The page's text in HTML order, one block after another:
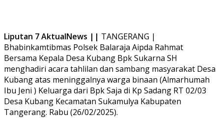
Liputan 7 AktualNews || TANGERANG |
Bhabinkamtibmas Polsek Balaraja Aipda Rahmat
Bersama Kepala Desa Kubang Bpk Sukarna SH
menghadiri acara tahlilan dan sambang masyarakat Desa
Kubang atas meninggalnya warga binaan (Almarhumah
Ibu Jeni ) Keluarga dari Bpk Saja di Kp Sadang RT 02/03
Desa Kubang Kecamatan Sukamulya Kabupaten
Tangerang. Rabu (26/02/2025).